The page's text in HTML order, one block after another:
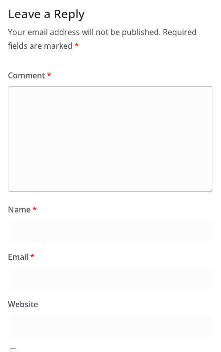
Leave a Reply
Your email address will not be published. Required
fields are marked *
Comment*
Name*
Email*
Website